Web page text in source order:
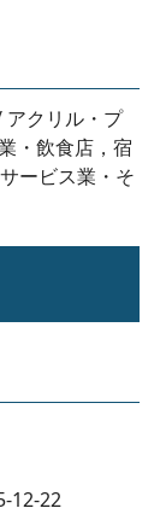
アクリル・プ
・飲食店，宿
ービス業・そ
12-22